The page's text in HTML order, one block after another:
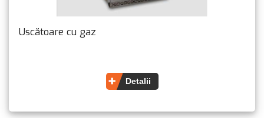
Uscătoare cu gaz
Detalii